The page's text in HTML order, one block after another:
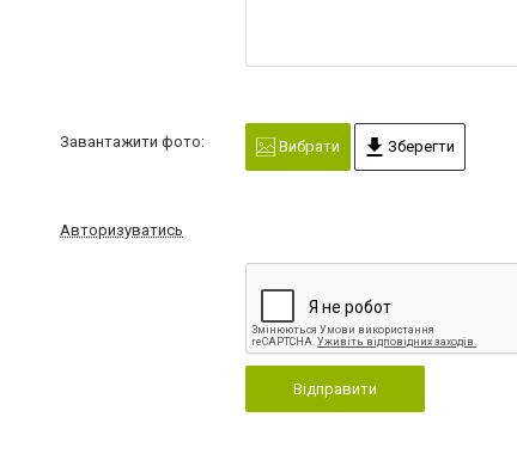
Завантажити фото: Вибрати Зберегти
Авторизуватись
Відправити